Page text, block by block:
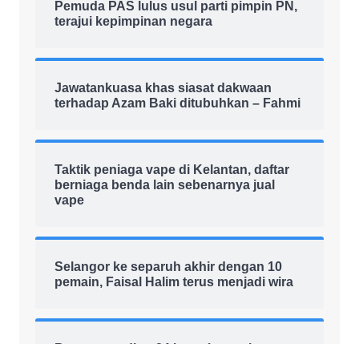
Pemuda PAS lulus usul parti pimpin PN,
terajui kepimpinan negara
Jawatankuasa khas siasat dakwaan
terhadap Azam Baki ditubuhkan – Fahmi
Taktik peniaga vape di Kelantan, daftar
berniaga benda lain sebenarnya jual
vape
Selangor ke separuh akhir dengan 10
pemain, Faisal Halim terus menjadi wira